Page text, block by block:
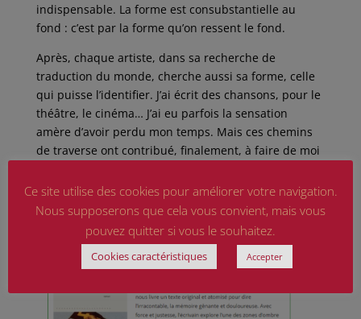
indispensable. La forme est consubstantielle au
fond : c’est par la forme qu’on ressent le fond.
Après, chaque artiste, dans sa recherche de
traduction du monde, cherche aussi sa forme, celle
qui puisse l’identifier. J’ai écrit des chansons, pour le
théâtre, le cinéma… J’ai eu parfois la sensation
amère d’avoir perdu mon temps. Mais ces chemins
de traverse ont contribué, finalement, à faire de moi
Oriane Renette
Ce site utilise des cookies pour améliorer votre navigation.
Nous supposerons que cela vous convient, mais vous
pouvez quitter si vous le souhaitez.
Cookies caractéristiques Accepter